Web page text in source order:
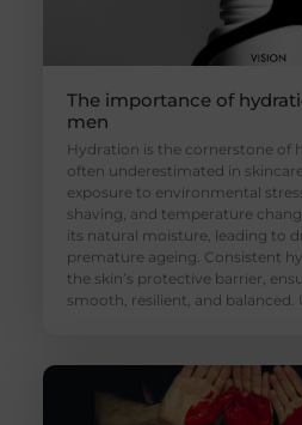
The importance of
men
Hydration is the cornerstone of
often underestimated in
exposure to environmental
shaving, and temperature
its natural moisture, leading to
premature ageing. Consistent
the skin’s protective barrier,
smooth, resilient, and balanced.